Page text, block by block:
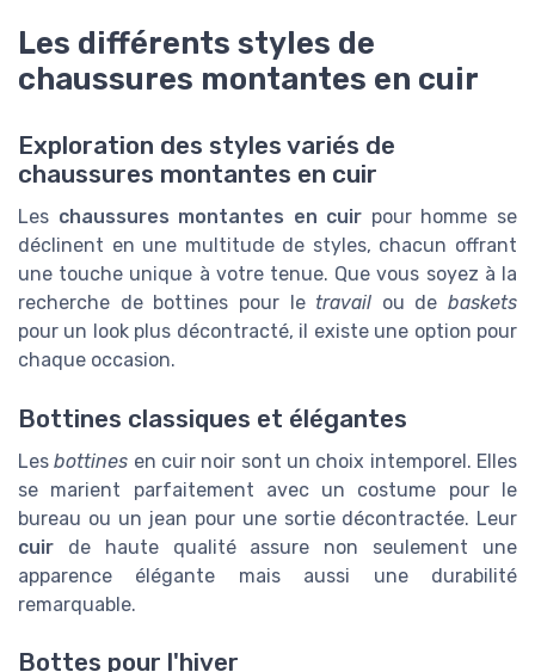
Les différents styles de
chaussures montantes en cuir
Exploration des styles variés de
chaussures montantes en cuir
Les chaussures montantes en cuir pour homme se
déclinent en une multitude de styles, chacun offrant
une touche unique à votre tenue. Que vous soyez à la
recherche de bottines pour le travail ou de baskets
pour un look plus décontracté, il existe une option pour
chaque occasion.
Bottines classiques et élégantes
Lesbottines en cuir noir sont un choix intemporel. Elles
se marient parfaitement avec un costume pour le
bureau ou un jean pour une sortie décontractée. Leur
cuir de haute qualité assure non seulement une
apparence élégante mais aussi une durabilité
remarquable.
Bottes pour l'hiver